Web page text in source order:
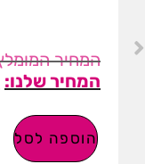
הוספה לסל